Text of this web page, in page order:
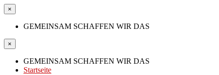
×
GEMEINSAM SCHAFFEN WIR DAS
×
GEMEINSAM SCHAFFEN WIR DAS
Startseite